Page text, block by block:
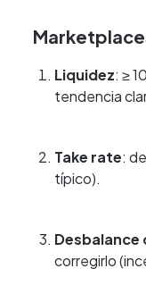
Liquidez: ≥
tendencia
Take rate:
típico).
corregirlo